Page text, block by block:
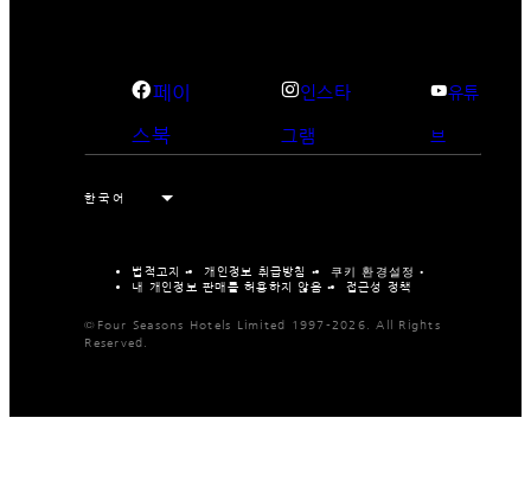
페이
스북
인스타
그램
유튜
브
법적고지 개인정보 취급방침
쿠키 환경설정
내 개인정보 판매를 허용하지 않음
접근성 정책
©Four Seasons Hotels Limited 1997-2026. All Rights
Reserved.